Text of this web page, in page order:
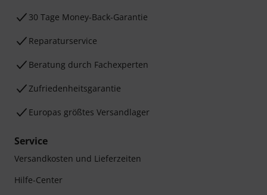
30 Tage Money-Back-Garantie
Reparaturservice
Beratung durch Fachexperten
Zufriedenheitsgarantie
Europas größtes Versandlager
Service
Versandkosten und Lieferzeiten
Hilfe-Center